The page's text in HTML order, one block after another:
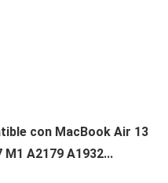
con MacBook Air 13
M1 A2179 A1932...